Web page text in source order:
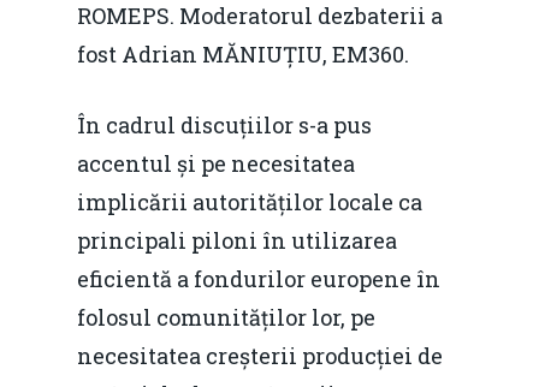
ROMEPS. Moderatorul dezbaterii a
fost Adrian MĂNIUȚIU, EM360.
În cadrul discuțiilor s-a pus
accentul și pe necesitatea
implicării autorităților locale ca
principali piloni în utilizarea
eficientă a fondurilor europene în
folosul comunităților lor, pe
necesitatea creșterii producției de